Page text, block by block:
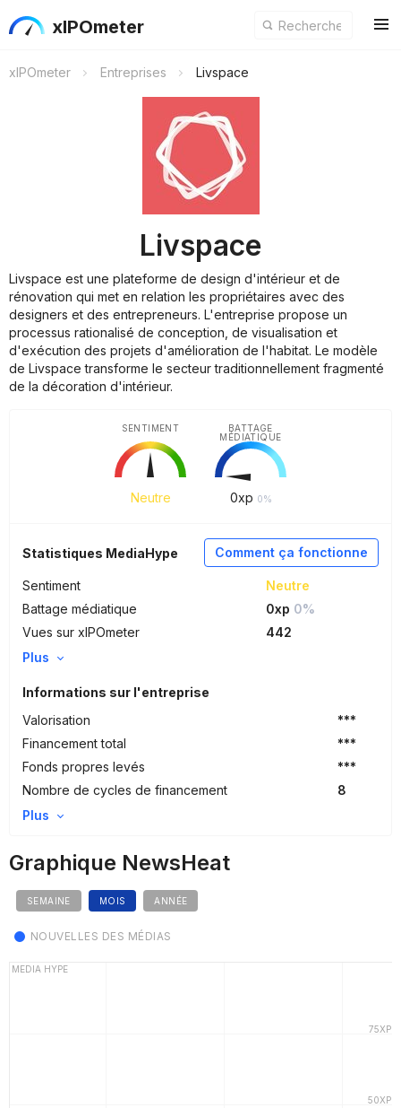
xIPOmeter
xIPOmeter Entreprises Livspace
Livspace
Livspace est une plateforme de design d'intérieur et de
rénovation qui met en relation les propriétaires avec des
designers et des entrepreneurs. L'entreprise propose un
processus rationalisé de conception, de visualisation et
d'exécution des projets d'amélioration de l'habitat. Le modèle
de Livspace transforme le secteur traditionnellement fragmenté
de la décoration d'intérieur.
Neutre
SENTIMENT
0xp 0%
BATTAGE
MÉDIATIQUE
Comment ça fonctionne
Statistiques MediaHype
Sentiment
Neutre
Battage médiatique
0xp 0%
Vues sur xIPOmeter
442
Plus
Informations sur l'entreprise
Valorisation
***
Financement total
***
Fonds propres levés
***
Nombre de cycles de financement
8
Plus
Graphique NewsHeat
SEMAINE MOIS ANNÉE
NOUVELLES DES MÉDIAS